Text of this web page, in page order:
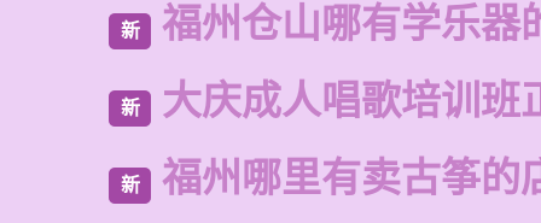
新 福州仓山哪有学乐器
新 大庆成人唱歌培训班
新 福州哪里有卖古筝的